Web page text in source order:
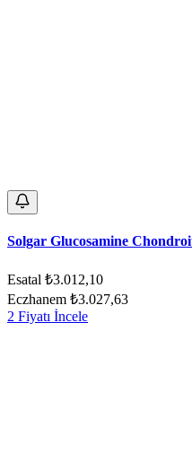
Solgar Glucosamine
Esatal ₺3.012,10
Eczhanem ₺3.027,63
2 Fiyatı İncele